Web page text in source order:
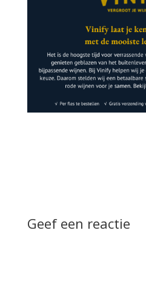
Geef een reactie